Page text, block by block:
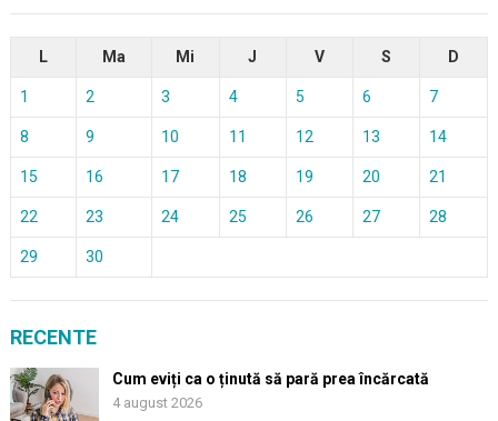
L Ma Mi J V S D
1 2 3 4 5 6 7
8 9 10 11 12 13 14
15 16 17 18 19 20 21
22 23 24 25 26 27 28
29 30
RECENTE
Cum eviți ca o ținută să pară prea încărcată
4 august 2026